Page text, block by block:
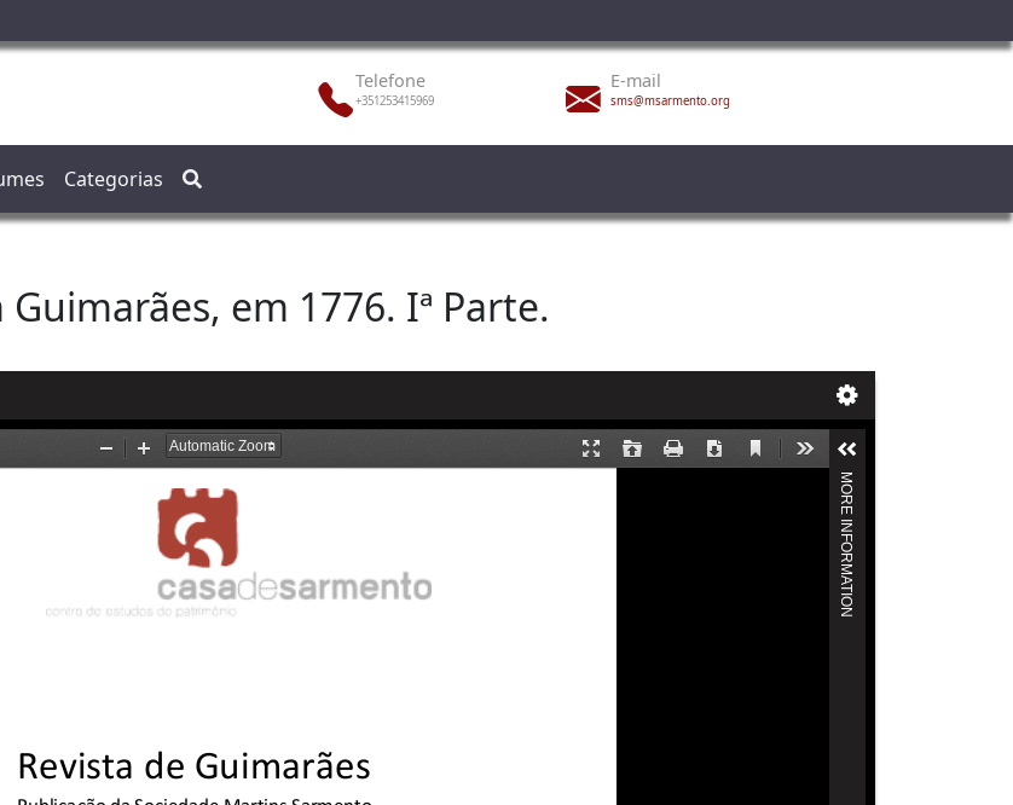
Telefone
+351253415969
E-mail
sms@msarmento.org
Categorias
em 1776. Iª Parte.